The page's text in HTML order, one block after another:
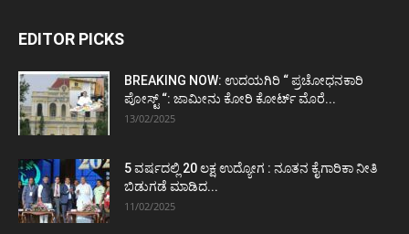
EDITOR PICKS
BREAKING NOW: ಉದಯಗಿರಿ “ ಪ್ರಚೋಧನಕಾರಿ
ಪೋಸ್ಟ್‌ “: ಜಾಮೀನು ಕೋರಿ ಕೋರ್ಟ್‌ ಮೊರೆ...
13/02/2025
5 ವರ್ಷದಲ್ಲಿ 20 ಲಕ್ಷ ಉದ್ಯೋಗ : ನೂತನ ಕೈಗಾರಿಕಾ ನೀತಿ
ಬಿಡುಗಡೆ ಮಾಡಿದ...
11/02/2025